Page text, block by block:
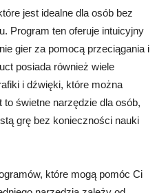
jest idealne dla osób bez
Program ten oferuje intuicyjny
gier za pomocą przeciągania i
posiada również wiele
i dźwięki, które można
świetne narzędzie dla osób,
grę bez konieczności nauki
które mogą pomóc Ci